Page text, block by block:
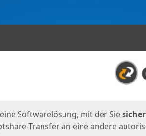
Softwarelösung, mit der Siesicher
Transfer an eine andere